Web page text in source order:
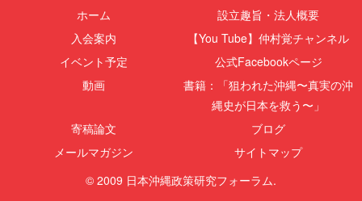
ホーム
設立趣旨・法人概要
入会案内
【You Tube】仲村覚チャンネル
イベント予定
公式Facebookページ
動画
書籍：「狙われた沖縄〜真実の沖
縄史が日本を救う〜」
寄稿論文
ブログ
メールマガジン
サイトマップ
© 2009 日本沖縄政策研究フォーラム.